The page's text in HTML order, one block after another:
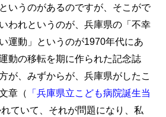
いうのがあるのですが、そこがで
われというのが、兵庫県の「不幸
運動」というのが1970年代にあ
動の移転を期に作られた記念誌
が、みずからが、兵庫県がしたこ
章（
「兵庫県立こども病院誕生当
ていて、それが問題になり、私